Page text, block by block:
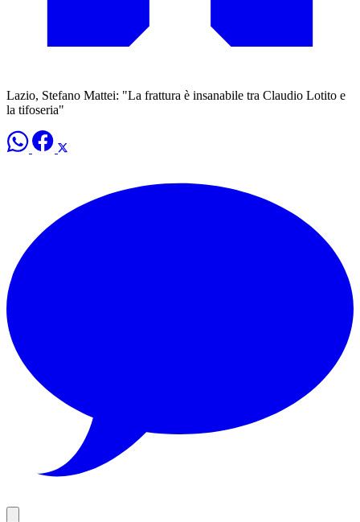
Lazio, Stefano Mattei: "La frattura è insanabile tra Claudio Lotito e
la tifoseria"